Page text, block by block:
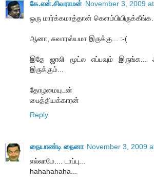
கே.என்.சிவராமன் November 3, 2009
ஒரு மார்க்கமாத்தான்
ஆனா, சுவாரஸ்யமா இருக்கு... :-(
இதே ஜாலி மூட்ல எப்பவும் இருங்க...
இருக்கும்...
தோழமையுடன்
பைத்தியக்காரன்
Reply
நையாண்டி நைனா November 3, 2009
எல்லாமே.... டாப்பு...
hahahahaha...